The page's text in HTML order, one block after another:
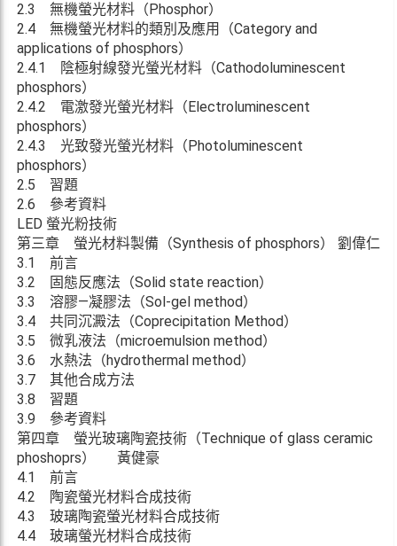
2.3 無機螢光材料（Phosphor）
2.4 無機螢光材料的類別及應用（Category and
applications of phosphors）
2.4.1 陰極射線發光螢光材料（Cathodoluminescent
phosphors）
2.4.2 電激發光螢光材料（Electroluminescent
phosphors）
2.4.3 光致發光螢光材料（Photoluminescent
phosphors）
2.5 習題
2.6 參考資料
LED 螢光粉技術
第三章 螢光材料製備（Synthesis of phosphors） 劉偉仁
3.1 前言
3.2 固態反應法（Solid state reaction）
3.3 溶膠—凝膠法（Sol-gel method）
3.4 共同沉澱法（Coprecipitation Method）
3.5 微乳液法（microemulsion method）
3.6 水熱法（hydrothermal method）
3.7 其他合成方法
3.8 習題
3.9 參考資料
第四章 螢光玻璃陶瓷技術（Technique of glass ceramic
phoshoprs） 黃健豪
4.1 前言
4.2 陶瓷螢光材料合成技術
4.3 玻璃陶瓷螢光材料合成技術
4.4 玻璃螢光材料合成技術